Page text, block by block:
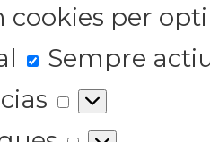
cookies per
Funcional
Sempre